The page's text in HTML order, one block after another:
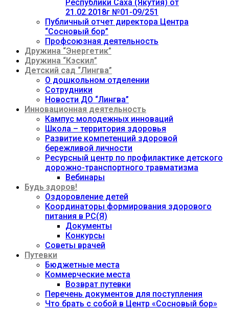
Республики Саха (Якутия) от
21.02.2018г №01-09/251
Публичный отчет директора Центра
“Сосновый бор”
Профсоюзная деятельность
Дружина “Энергетик”
Дружина “Кэскил”
Детский сад “Лингва”
О дошкольном отделении
Сотрудники
Новости ДО “Лингва”
Инновационная деятельность
Кампус молодежных инноваций
Школа – территория здоровья
Развитие компетенций здоровой
бережливой личности
Ресурсный центр по профилактике детского
дорожно-транспортного травматизма
Вебинары
Будь здоров!
Оздоровление детей
Координаторы формирования здорового
питания в РС(Я)
Документы
Конкурсы
Советы врачей
Путевки
Бюджетные места
Коммерческие места
Возврат путевки
Перечень документов для поступления
Что брать с собой в Центр «Сосновый бор»